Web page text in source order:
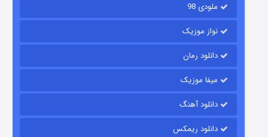
قسمت
ملودی 98
نواز موزیک
دانلود رمان
میفا موزیک
دانلود آهنگ
دانلود ریمکس